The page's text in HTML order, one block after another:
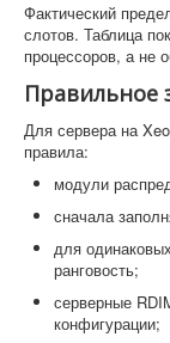
Фактический
слотов. Таблица
процессоров, а не
Правильное
Для сервера на
правила:
модули
сначала
для
ранговость;
серверные
конфигурации;